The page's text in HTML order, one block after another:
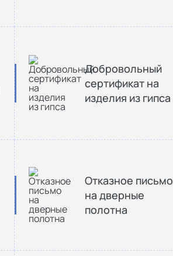
Добровольный
сертификат на
изделия из гипса
Отказное письмо
на дверные
полотна